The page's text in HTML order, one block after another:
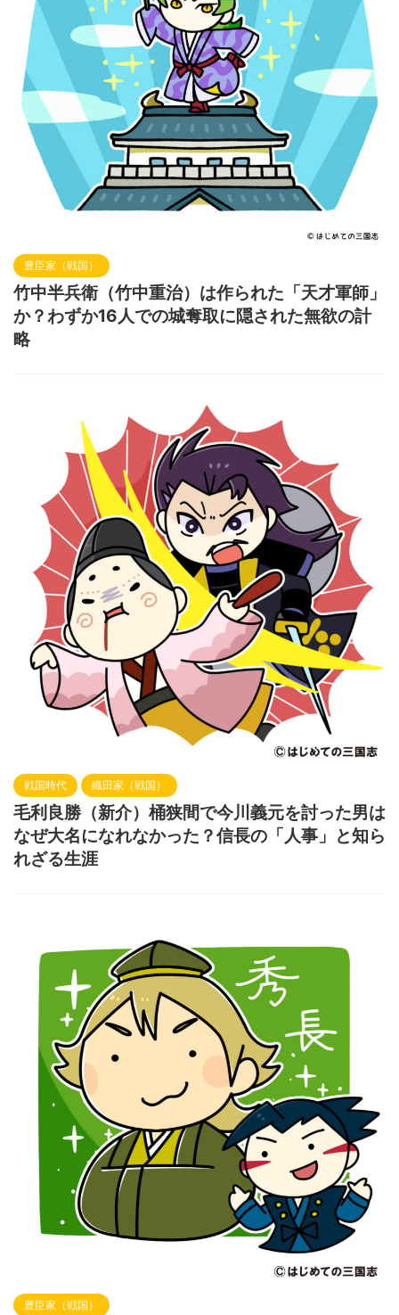
豊臣家（戦国）
竹中半兵衛（竹中重治）は作られた「天才軍師」
か？わずか16人での城奪取に隠された無欲の計
略
戦国時代 織田家（戦国）
毛利良勝（新介）桶狭間で今川義元を討った男は
なぜ大名になれなかった？信長の「人事」と知ら
れざる生涯
豊臣家（戦国）